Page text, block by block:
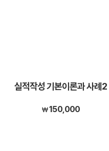
실적작성 기본이론과 사례2
150,000